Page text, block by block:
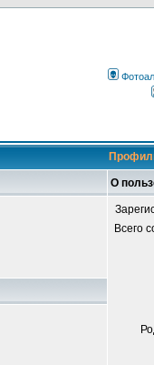
О
Всего